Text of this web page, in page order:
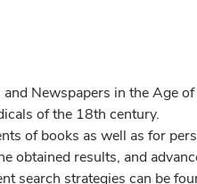
Newspapers in the Age
of the 18th century.
of books as well as for
obtained results, and
search strategies can be